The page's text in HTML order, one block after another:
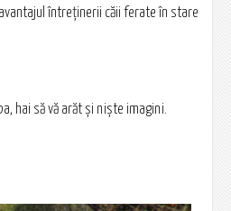
întreţinerii căii ferate în stare
hai să vă arăt şi nişte imagini.